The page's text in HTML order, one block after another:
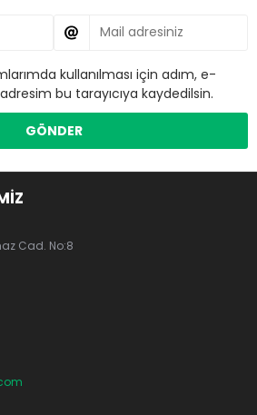
kullanılması için adım, e-
bu tarayıcıya kaydedilsin.
Cad. No:8